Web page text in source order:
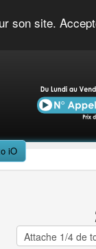
son site.
iO